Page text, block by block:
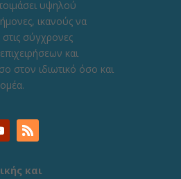
υψηλού
ικανούς να
σύγχρονες
και
στον ιδιωτικό όσο και
και